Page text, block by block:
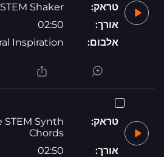
טראק:
Shaker
אורך:
02:50
אלבום:
Inspiration
טראק:
STEM Synth
Chords
אורך:
02:50